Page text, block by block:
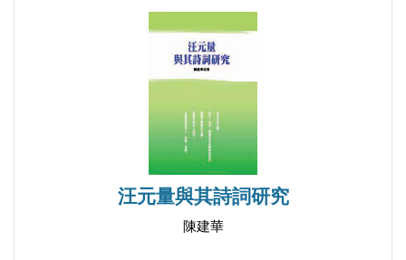
國」則表達了對一種國家現實的判斷。透過文學關鍵
詞的挖掘分析，可以看出魯迅深邃而獨特的現代國家
／民族意識，也是我們走進魯迅精神世界的一條基本
路徑；林于弘教授的〈徐志摩海外旅行詩研究〉，針
對徐志摩在1921—1931年的寫作生涯中，前後4次海
外旅行所完成的系列詩作進行相關研究，歸納出三項
特色：趨向格律建構、關懷社會民生、展現寫作技
巧。林教授近年來對於文學地景的研究頗有心得，不
林于弘／徐志摩海外旅行詩研究
葉 珣／國家主義與郭沫若五四時期文學創作論
王婉如／從政治筆鋒到文學築城─專訪行走在知識風
景中的陳芳明教授汪元量與其詩詞研究
陳建華